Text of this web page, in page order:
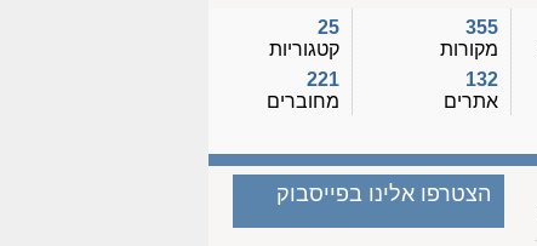
355
מקורות
132
אתרים
25
קטגוריות
221
מחוברים
הצטרפו אלינו בפייסבוק